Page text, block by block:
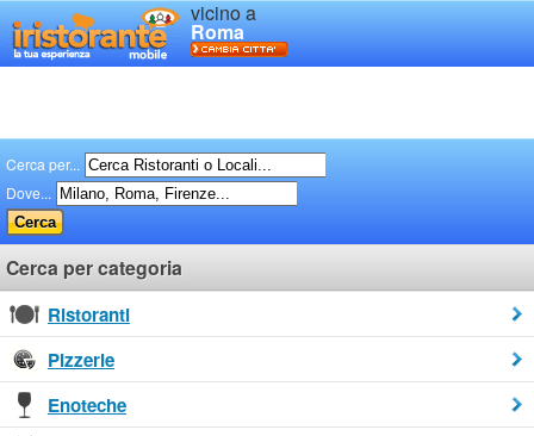
vicino a
Roma
Cerca per...
Dove...
Cerca per categoria
Ristoranti
Pizzerie
Enoteche